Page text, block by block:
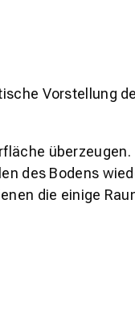
Vorstellung
des Bodens
die einige